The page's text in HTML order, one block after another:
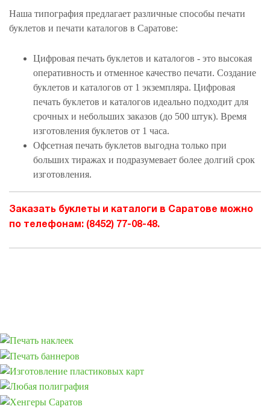
Наша типография предлагает различные способы печати
буклетов и печати каталогов в Саратове:
Цифровая печать буклетов и каталогов - это высокая
оперативность и отменное качество печати. Создание
буклетов и каталогов от 1 экземпляра. Цифровая
печать буклетов и каталогов идеально подходит для
срочных и небольших заказов (до 500 штук). Время
изготовления буклетов от 1 часа.
Офсетная печать буклетов выгодна только при
больших тиражах и подразумевает более долгий срок
изготовления.
Заказать буклеты и каталоги в Саратове можно
по телефонам: (8452) 77-08-48.